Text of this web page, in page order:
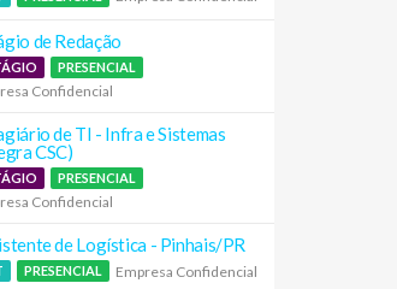
de Redação
PRESENCIAL
Confidencial
de TI - Infra e Sistemas
CSC)
PRESENCIAL
Confidencial
de Logística - Pinhais/PR
PRESENCIAL Empresa Confidencial